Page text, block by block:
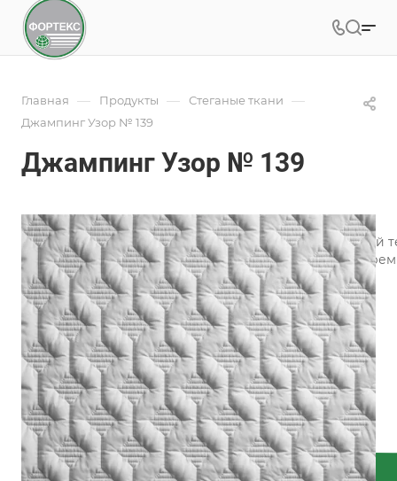
Главная — Продукты — Стеганые ткани —
Джампинг Узор № 139
Джампинг Узор № 139
Арт.139
Мы предлагаем Вам остановить свой выбор на особой
особый вид раздельного рисунка, относящийся к
особенным, объемным и прочным.
Подробности
Характеристики
Категория— Матрасная стёжка
Тип рисунка— Крупный
Рапорт рисунка, мм— 300x300
Все характеристики